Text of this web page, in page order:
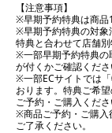
【注意事項】
※早期予約特典は商品
※早期予約特典の対象
特典と合わせて店舗別
※一部早期予約特典の
が付くかご確認くださ
※一部ECサイトでは
おります。特典ご希
ご予約・ご購入くださ
※商品ご予約・ご購入
ご了承ください。